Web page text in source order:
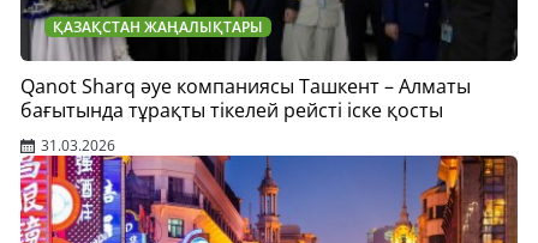
ҚАЗАҚСТАН ЖАҢАЛЫҚТАРЫ
Qanot Sharq әуе компаниясы Ташкент – Алматы
бағытында тұрақты тікелей рейсті іске қосты
31.03.2026